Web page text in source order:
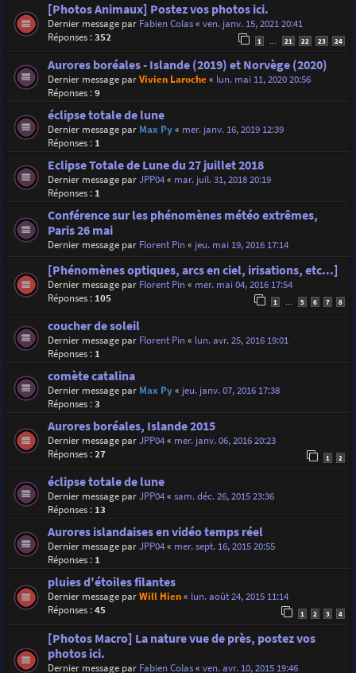
[Photos Animaux] Postez vos photos ici.
Dernier message par Fabien Colas« ven. janv. 15, 2021 20:41
Réponses :352 1 21 22 23 24
Aurores boréales - Islande (2019) et Norvège (2020)
Dernier message parVivien Laroche« lun. mai 11, 2020 20:56
Réponses :9
éclipse totale de lune
Dernier message par Max Py« mer. janv. 16, 2019 12:39
Réponses : 1
Eclipse Totale de Lune du 27 juillet 2018
Dernier message parJPP04« mar. juil. 31, 2018 20:19
Réponses : 1
Conférence sur les phénomènes météo extrêmes,
Paris 26 mai
Dernier message par Florent Pin« jeu. mai 19, 2016 17:14
[Phénomènes optiques, arcs en ciel, irisations, etc...]
Dernier message par Florent Pin« mer. mai 04, 2016 17:54
Réponses : 105 1 5 6 7 8
coucher de soleil
Dernier message par Florent Pin« lun. avr. 25, 2016 19:01
Réponses : 1
comète catalina
Dernier message par Max Py« jeu. janv. 07, 2016 17:38
Réponses :3
Aurores boréales, Islande 2015
Dernier message parJPP04« mer. janv. 06, 2016 20:23
Réponses :27 1 2
éclipse totale de lune
Dernier message parJPP04« sam. déc. 26, 2015 23:36
Réponses : 13
Aurores islandaises en vidéo temps réel
Dernier message parJPP04« mer. sept. 16, 2015 20:55
Réponses : 1
pluies d'étoiles filantes
Dernier message parWill Hien« lun. août 24, 2015 11:14
Réponses :45 1 2 3 4
[Photos Macro] La nature vue de près, postez vos
photos ici.
Dernier message par Fabien Colas« ven. avr. 10, 2015 19:46